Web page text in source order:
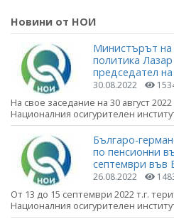
Новини от НОИ
Министърът на
политика
председател
30.08.2022
На свое заседание на 30 август
Националния осигурителен
Българо-
по пенсионни
септември във
26.08.2022
От 13 до 15 септември 2022 т.г.
Националния осигурителен